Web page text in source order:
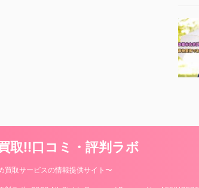
取!!口コミ・評判ラボ
買取サービスの情報提供サイト〜